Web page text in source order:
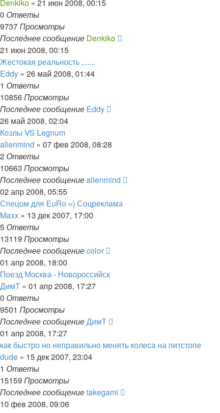
Denkiko » 21 июн 2008, 00:15
0 Ответы
9737Просмотры
Последнее сообщение Denkiko
21 июн 2008, 00:15
Жестокая реальность .......
Eddy » 26 май 2008, 01:44
1 Ответы
10856Просмотры
Последнее сообщение Eddy
26 май 2008, 02:04
Козлы VS Legnum
alienmind » 07 фев 2008, 08:28
2 Ответы
10663 Просмотры
Последнее сообщениеalienmind
02 апр 2008, 05:55
Спецом для EuRo =) Соцреклама
Maxx » 13 дек 2007, 17:00
5 Ответы
13119 Просмотры
Последнее сообщениеcolor
01 апр 2008, 18:00
Поезд Москва - Новороссийск
ДимТ » 01 апр 2008, 17:27
0 Ответы
9501 Просмотры
Последнее сообщениеДимТ
01 апр 2008, 17:27
как быстро но неправильно менять колеса на питстопе
dude » 15 дек 2007, 23:04
1 Ответы
15159 Просмотры
Последнее сообщениеtakegami
10 фев 2008, 09:06